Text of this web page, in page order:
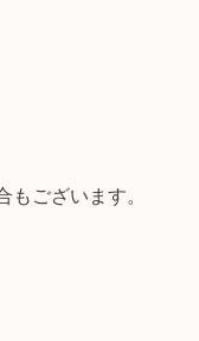
ございます。